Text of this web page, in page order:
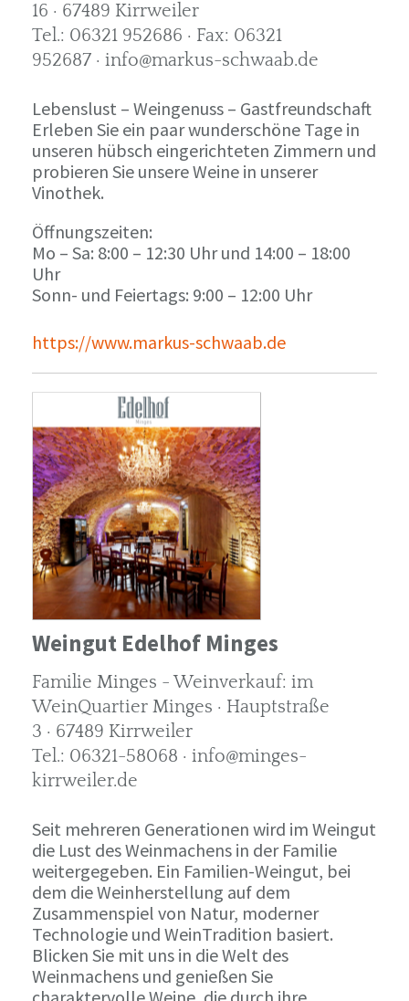
16 · 67489 Kirrweiler
Tel.: 06321 952686 · Fax: 06321
952687 · info@markus-schwaab.de
Lebenslust – Weingenuss – Gastfreundschaft
Erleben Sie ein paar wunderschöne Tage in
unseren hübsch eingerichteten Zimmern und
probieren Sie unsere Weine in unserer
Vinothek.
Öffnungszeiten:
Mo – Sa: 8:00 – 12:30 Uhr und 14:00 – 18:00
Uhr
Sonn- und Feiertags: 9:00 – 12:00 Uhr
https://www.markus-schwaab.de
Weingut Edelhof Minges
Familie Minges - Weinverkauf: im
WeinQuartier Minges · Hauptstraße
3 · 67489 Kirrweiler
Tel.: 06321-58068 · info@minges-
kirrweiler.de
Seit mehreren Generationen wird im Weingut
die Lust des Weinmachens in der Familie
weitergegeben. Ein Familien-Weingut, bei
dem die Weinherstellung auf dem
Zusammenspiel von Natur, moderner
Technologie und WeinTradition basiert.
Blicken Sie mit uns in die Welt des
Weinmachens und genießen Sie